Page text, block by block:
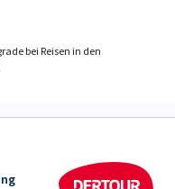
bei Reisen in den